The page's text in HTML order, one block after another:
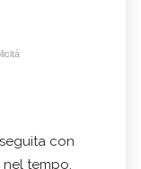
con
tempo.